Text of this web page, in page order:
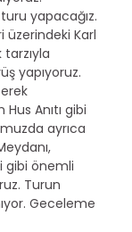
yapacağız.
üzerindeki Karl
yapıyoruz.
Anıtı gibi
ayrıca
gibi önemli
Turun
Geceleme